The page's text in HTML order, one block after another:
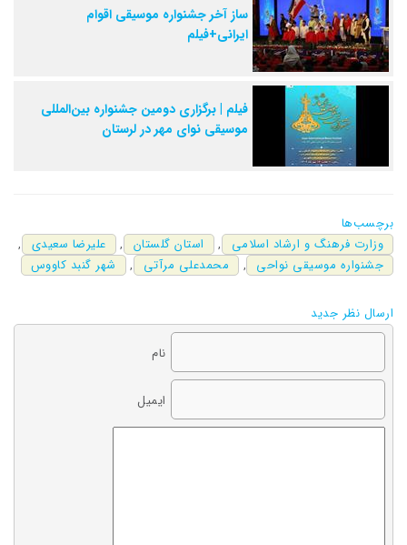
ساز آخر جشنواره موسیقی اقوام
ایرانی+فیلم
فیلم | برگزاری دومین جشنواره بین‌المللی
موسیقی نوای مهر در لرستان
برچسب‌ها
وزارت فرهنگ و ارشاد اسلامی
, استان گلستان , علیرضا سعیدی
,
جشنواره موسیقی نواحی
, محمدعلی مرآتی , شهر گنبد کاووس
ارسال نظر جدید
نام
ایمیل